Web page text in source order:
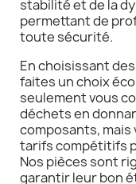
stabilité et de la
permettant de
toute sécurité.
En choisissant des
faites un choix
seulement vous
déchets en
composants,
tarifs compétitifs
Nos pièces sont
garantir leur bon